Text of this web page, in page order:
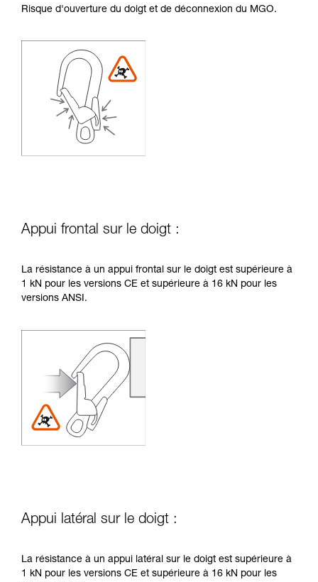
Risque d'ouverture du doigt et de déconnexion du MGO.
Appui frontal sur le doigt :
La résistance à un appui frontal sur le doigt est supérieure à
1 kN pour les versions CE et supérieure à 16 kN pour les
versions ANSI.
Appui latéral sur le doigt :
La résistance à un appui latéral sur le doigt est supérieure à
1 kN pour les versions CE et supérieure à 16 kN pour les